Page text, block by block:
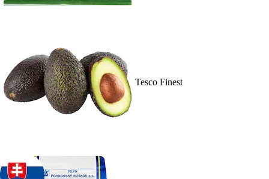
Tesco Finest